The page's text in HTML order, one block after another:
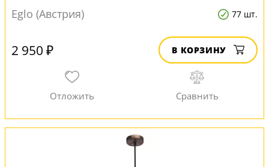
Eglo (Австрия) 77 шт.
2 950 ₽ В КОРЗИНУ